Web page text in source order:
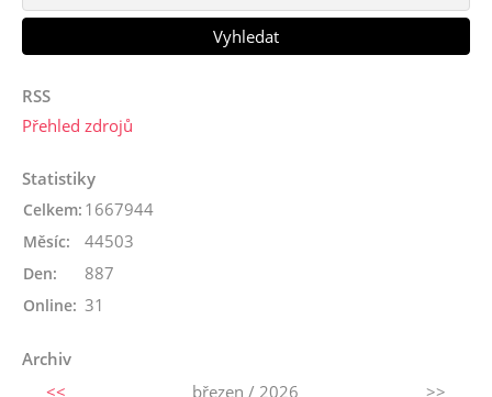
RSS
Přehled zdrojů
Statistiky
Online: 31
Celkem: 1667944
Měsíc: 44503
Den: 887
Archiv
<<
březen / 2026 >>